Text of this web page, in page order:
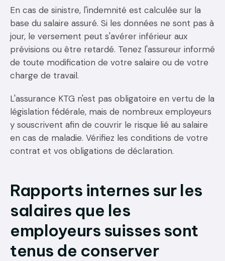
En cas de sinistre, l'indemnité est calculée sur la
base du salaire assuré. Si les données ne sont pas à
jour, le versement peut s'avérer inférieur aux
prévisions ou être retardé. Tenez l'assureur informé
de toute modification de votre salaire ou de votre
charge de travail.
L'assurance KTG n'est pas obligatoire en vertu de la
législation fédérale, mais de nombreux employeurs
y souscrivent afin de couvrir le risque lié au salaire
en cas de maladie. Vérifiez les conditions de votre
contrat et vos obligations de déclaration.
Rapports internes sur les
salaires que les
employeurs suisses sont
tenus de conserver